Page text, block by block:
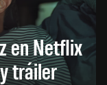
en Netflix
tráiler